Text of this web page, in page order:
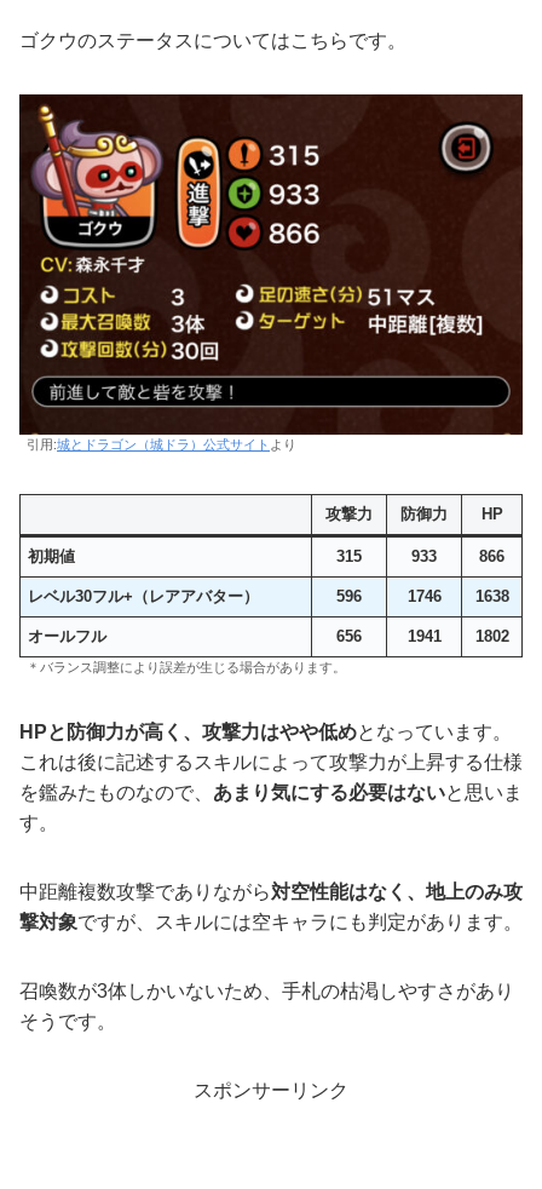
ゴクウのステータスについてはこちらです。
引用:城とドラゴン（城ドラ）公式サイト より
攻撃力 防御力 HP
初期値 315 933 866
レベル30フル+（レアアバター） 596 1746 1638
オールフル 656 1941 1802
＊バランス調整により誤差が生じる場合があります。
HPと防御力が高く、攻撃力はやや低めとなっています。
これは後に記述するスキルによって攻撃力が上昇する仕様
を鑑みたものなので、 あまり気にする必要はないと思いま
す。
中距離複数攻撃でありながら対空性能はなく、地上のみ攻
撃対象ですが、スキルには空キャラにも判定があります。
召喚数が3体しかいないため、手札の枯渇しやすさがあり
そうです。
スポンサーリンク